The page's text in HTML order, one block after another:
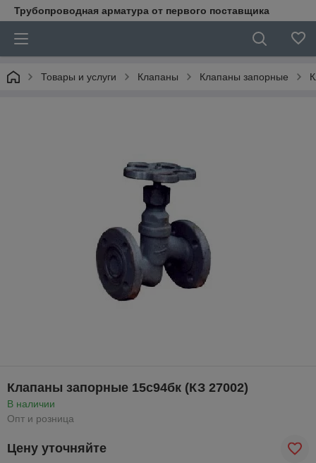
Трубопроводная арматура от первого поставщика
Товары и услуги Клапаны Клапаны запорные
Клапаны запорные 15с94бк (КЗ 27002)
В наличии
Опт и розница
Цену уточняйте